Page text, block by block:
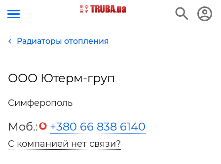
Радиаторы отопления
ООО Ютерм-груп
Симферополь
Моб.: +380 66 838 6140
С компанией нет связи?